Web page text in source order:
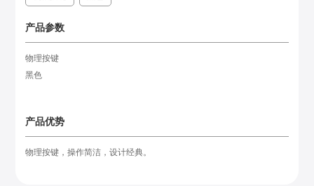
产品参数
物理按键
黑色
产品优势
物理按键，操作简洁，设计经典。